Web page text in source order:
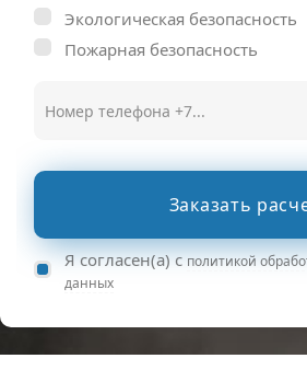
Экологическая безопасность
Пожарная безопасность
Заказать
Я согласен(а) сполитикой
данных